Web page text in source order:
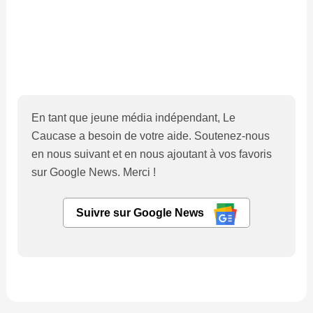
En tant que jeune média indépendant, Le
Caucase a besoin de votre aide. Soutenez-nous
en nous suivant et en nous ajoutant à vos favoris
sur Google News. Merci !
Suivre sur Google News